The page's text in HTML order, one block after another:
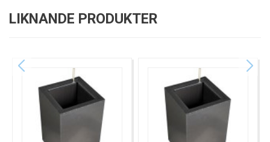
LIKNANDE PRODUKTER